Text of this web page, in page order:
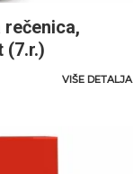
(7.r.)
VIŠE DETALJA